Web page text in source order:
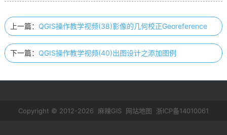
上一篇： QGIS操作教学视频(38)影像的几何校正Georeference
下一篇： QGIS操作教学视频(40)出图设计之添加图例
Copyright © 2012-2026 麻辣GIS 网站地图 浙ICP备14010061